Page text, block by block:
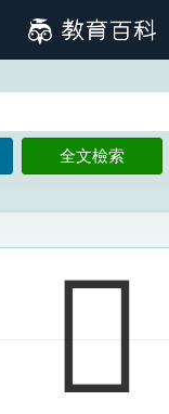
筆畫索引圖示
全文檢索
𣟒